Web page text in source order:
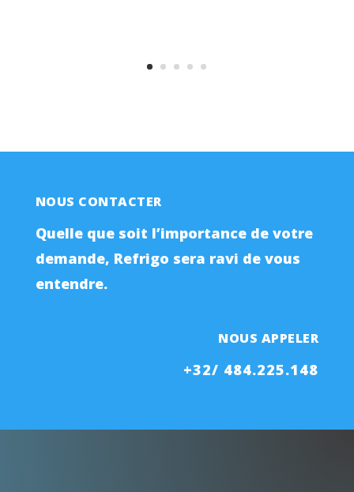
NOUS CONTACTER
Quelle que soit l’importance de votre
demande, Refrigo sera ravi de vous
entendre.
NOUS APPELER
+32/ 484.225.148